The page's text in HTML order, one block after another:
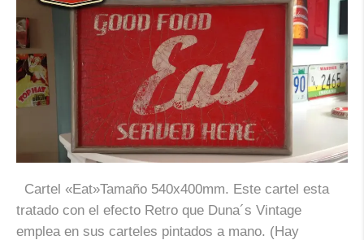
Cartel «Eat»Tamaño 540x400mm. Este cartel esta
tratado con el efecto Retro que Duna´s Vintage
emplea en sus carteles pintados a mano. (Hay